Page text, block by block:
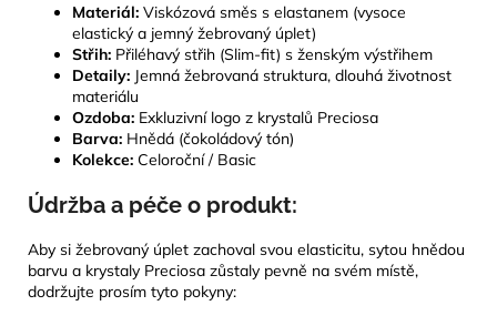
Materiál: Viskózová směs s elastanem (vysoce
elastický a jemný žebrovaný úplet)
Střih: Přiléhavý střih (Slim-fit) s ženským výstřihem
Detaily: Jemná žebrovaná struktura, dlouhá životnost
materiálu
Ozdoba: Exkluzivní logo z krystalů Preciosa
Barva: Hnědá (čokoládový tón)
Kolekce: Celoroční / Basic
Údržba a péče o produkt:
Aby si žebrovaný úplet zachoval svou elasticitu, sytou hnědou
barvu a krystaly Preciosa zůstaly pevně na svém místě,
dodržujte prosím tyto pokyny: